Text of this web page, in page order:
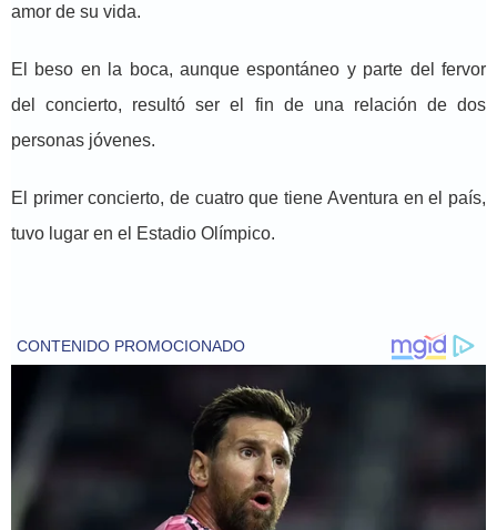
amor de su vida.
El beso en la boca, aunque espontáneo y parte del fervor
del concierto, resultó ser el fin de una relación de dos
personas jóvenes.
El primer concierto, de cuatro que tiene Aventura en el país,
tuvo lugar en el Estadio Olímpico.